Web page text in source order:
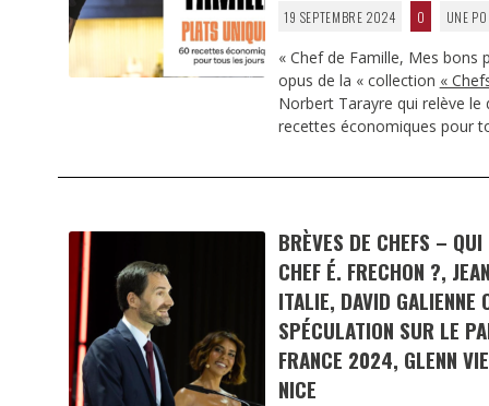
19 SEPTEMBRE 2024 0 UNE
« Chef de Famille, Mes bons
opus de la « collection «
Norbert Tarayre qui relève le
recettes économiques pour
BRÈVES DE CHEFS –
CHEF É. FRECHON ?,
ITALIE, DAVID GALIENNE
SPÉCULATION SUR LE
FRANCE 2024, GLENN
NICE